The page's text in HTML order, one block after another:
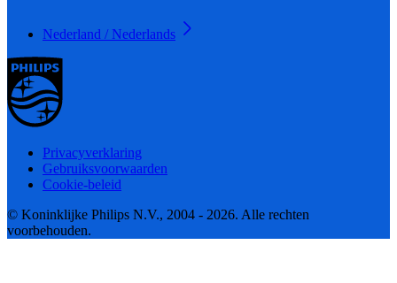
Nederland / Nederlands
Privacyverklaring
Gebruiksvoorwaarden
Cookie-beleid
© Koninklijke Philips N.V., 2004 - 2026. Alle rechten
voorbehouden.